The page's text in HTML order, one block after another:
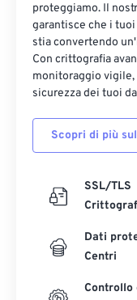
proteggiamo. Il
garantisce che i
stia convertendo
Con crittografia
monitoraggio
sicurezza dei tuoi
Scopri di più
SSL/TLS
Dati
Centri
Controllo